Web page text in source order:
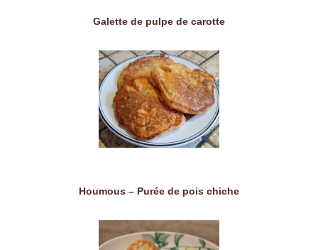
Galette de pulpe de carotte
Houmous – Purée de pois chiche